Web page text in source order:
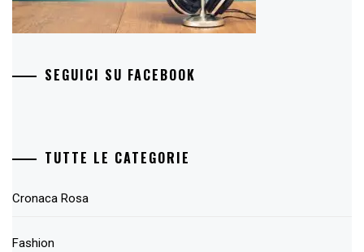
SEGUICI SU FACEBOOK
TUTTE LE CATEGORIE
Cronaca Rosa
Fashion